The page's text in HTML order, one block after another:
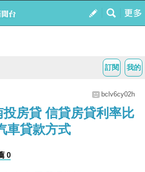
我的
訂閱
bclv6cy02h
房貸 信貸房貸利率比
車貸款方式
0